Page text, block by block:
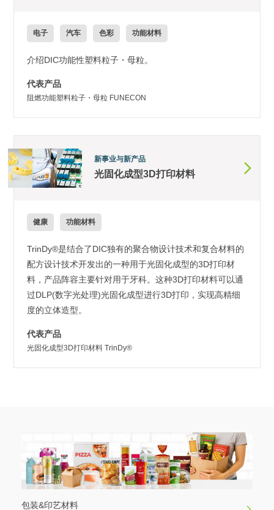
电子 汽车 色彩 功能材料
介绍DIC功能性塑料粒子・母粒。
代表产品
阻燃功能塑料粒子・母粒 FUNECON
新事业与新产品
光固化成型3D打印材料
健康 功能材料
TrinDy®是结合了DIC独有的聚合物设计技术和复合材料的
配方设计技术开发出的一种用于光固化成型的3D打印材
料，产品阵容主要针对用于牙科。这种3D打印材料可以通
过DLP(数字光处理)光固化成型进行3D打印，实现高精细
度的立体造型。
代表产品
光固化成型3D打印材料 TrinDy®
包装&印艺材料